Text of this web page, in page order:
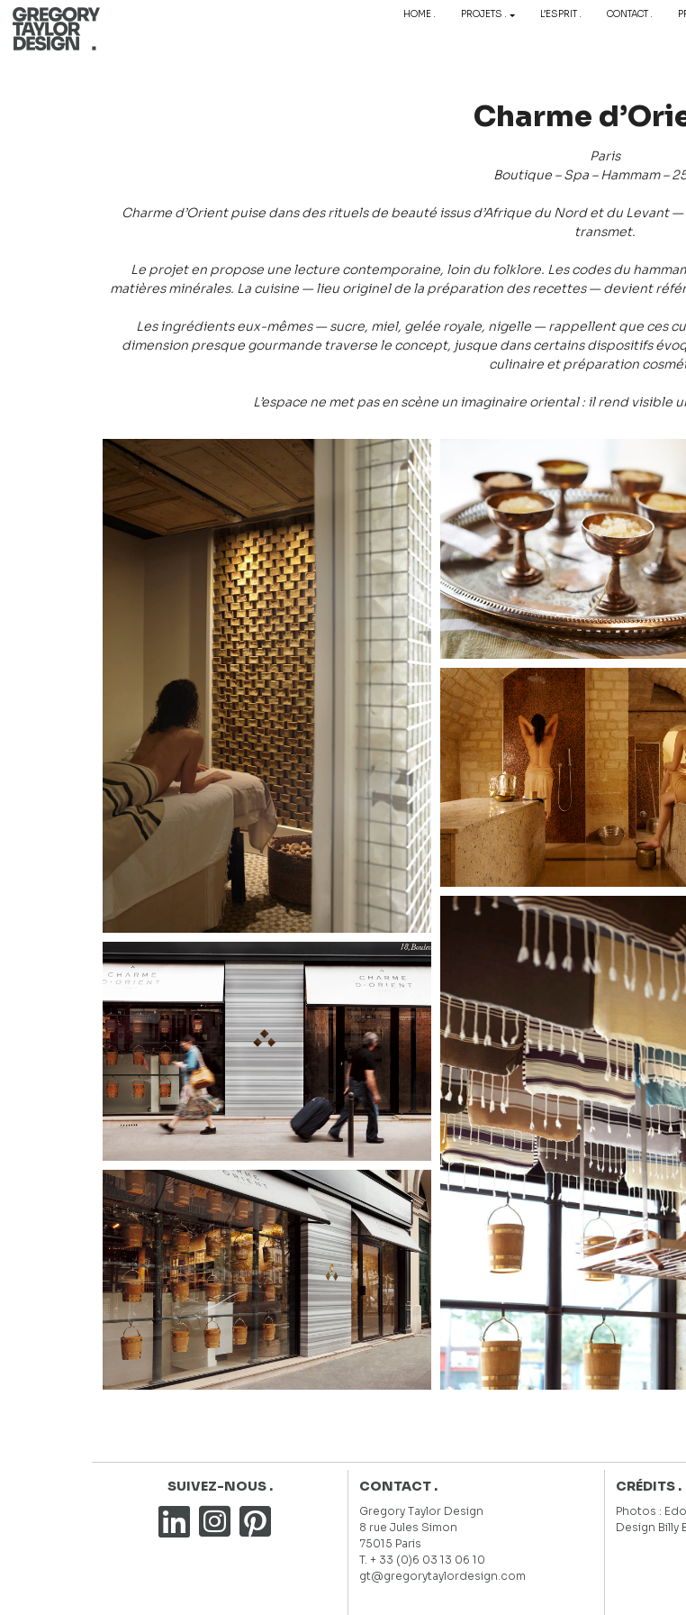
HOME . PROJETS . L’ESPRIT . CONTACT .
Charme
Paris
Boutique – Spa – Hammam –
Charme d’Orient puise dans des rituels de beauté issus d’Afrique du Nord et du Levant
transmet.
Le projet en propose une lecture contemporaine, loin du folklore. Les codes du
matières minérales. La cuisine — lieu originel de la préparation des recettes — devient
Les ingrédients eux-mêmes — sucre, miel, gelée royale, nigelle — rappellent que ces
dimension presque gourmande traverse le concept, jusque dans certains dispositifs
culinaire et préparation
L’espace ne met pas en scène un imaginaire oriental : il rend
SUIVEZ-NOUS . CONTACT .
Gregory Taylor Design
8 rue Jules Simon
75015 Paris
T. + 33 (0)6 03 13 06 10
gt@gregorytaylordesign.com
CRÉDITS .
Photos :
Design Billy